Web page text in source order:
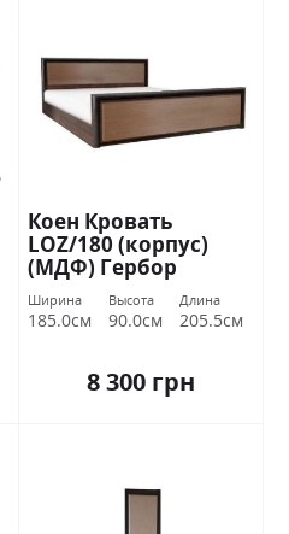
Коен Кровать
LOZ/180 (корпус)
(МДФ) Гербор
Ширина
185.0см
Высота
90.0см
Длина
205.5см
8 300 грн